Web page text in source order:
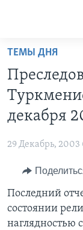
Перейти
основной
контент
Перейти
основной
навигации
Перейти
поиск
ПРОГРАММЫ
АМЕРИКА
ИТОГИ
ПОЧЕМУ ЭТО
ДИСКУССИЯ
ПРОЕКТЫ
НАША
А КАК В
АРТЕФАКТЫ
ИНТЕРВЬЮ
ФАКТЫ
ЗА СВОБОДУ
УЧИМ
ТЕМЫ ДНЯ
декабря
29 Декабрь, 2003
Последний
состоянии
наглядностью